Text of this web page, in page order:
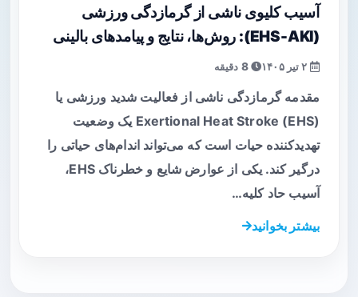
آسیب کلیوی ناشی از گرمازدگی ورزشی
(EHS-AKI): روش‌ها، نتایج و پیامدهای بالینی
8 دقیقه
مقدمه گرمازدگی ناشی از فعالیت شدید ورزشی یا
Exertional Heat Stroke (EHS) یک وضعیت
تهدیدکننده حیات است که می‌تواند اندام‌های حیاتی را
درگیر کند. یکی از عوارض شایع و خطرناک EHS،
آسیب حاد کلیه…
بیشتر بخوانید